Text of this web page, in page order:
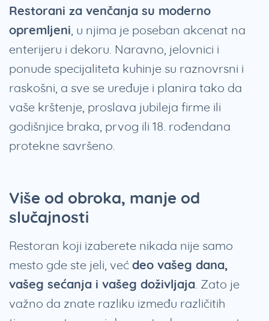
Restorani za venčanja su moderno
opremljeni, u njima je poseban akcenat na
enterijeru i dekoru. Naravno, jelovnici i
ponude specijaliteta kuhinje su raznovrsni i
raskošni, a sve se uređuje i planira tako da
vaše krštenje, proslava jubileja firme ili
godišnjice braka, prvog ili 18. rođendana
protekne savršeno.
Više od obroka, manje od
slučajnosti
Restoran koji izaberete nikada nije samo
mesto gde ste jeli, već deo vašeg dana,
vašeg sećanja i vašeg doživljaja. Zato je
važno da znate razliku između različitih